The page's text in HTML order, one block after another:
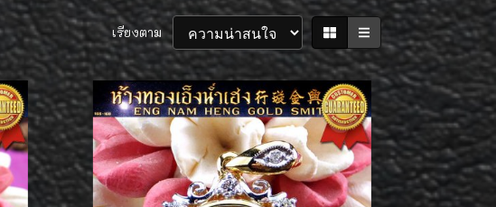
เรียงตาม